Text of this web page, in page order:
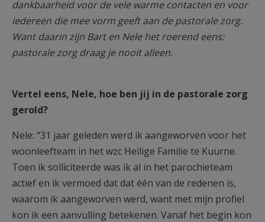
dankbaarheid voor de vele warme contacten en voor
iedereen die mee vorm geeft aan de pastorale zorg.
Want daarin zijn Bart en Nele het roerend eens:
pastorale zorg draag je nooit alleen.
Vertel eens, Nele, hoe ben jij in de pastorale zorg
gerold?
Nele: “31 jaar geleden werd ik aangeworven voor het
woonleefteam in het wzc Heilige Familie te Kuurne.
Toen ik solliciteerde was ik al in het parochieteam
actief en ik vermoed dat dat één van de redenen is,
waarom ik aangeworven werd, want met mijn profiel
kon ik een aanvulling betekenen. Vanaf het begin kon